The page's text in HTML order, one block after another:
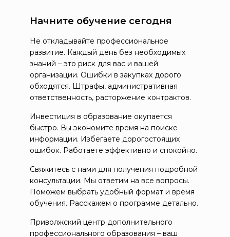
Начните обучение сегодня
Не откладывайте профессиональное
развитие. Каждый день без необходимых
знаний – это риск для вас и вашей
организации. Ошибки в закупках дорого
обходятся. Штрафы, административная
ответственность, расторжение контрактов.
Инвестиция в образование окупается
быстро. Вы экономите время на поиске
информации. Избегаете дорогостоящих
ошибок. Работаете эффективно и спокойно.
Свяжитесь с нами для получения подробной
консультации. Мы ответим на все вопросы.
Поможем выбрать удобный формат и время
обучения. Расскажем о программе детально.
Приволжский центр дополнительного
профессионального образования – ваш